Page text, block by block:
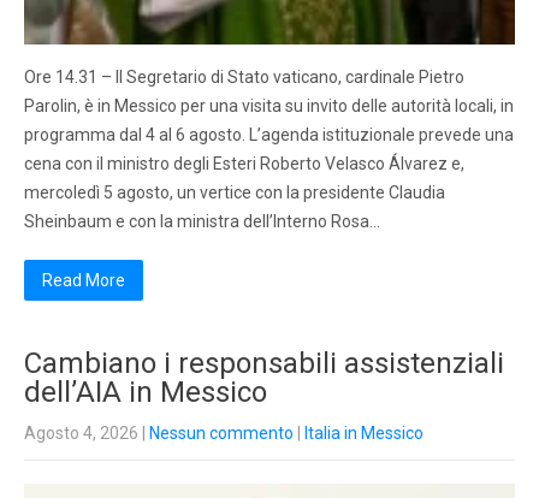
Ore 14.31 – Il Segretario di Stato vaticano, cardinale Pietro
Parolin, è in Messico per una visita su invito delle autorità locali, in
programma dal 4 al 6 agosto. L’agenda istituzionale prevede una
cena con il ministro degli Esteri Roberto Velasco Álvarez e,
mercoledì 5 agosto, un vertice con la presidente Claudia
Sheinbaum e con la ministra dell’Interno Rosa…
Read More
Cambiano i responsabili assistenziali
dell’AIA in Messico
Agosto 4, 2026 Nessun commento Italia in Messico